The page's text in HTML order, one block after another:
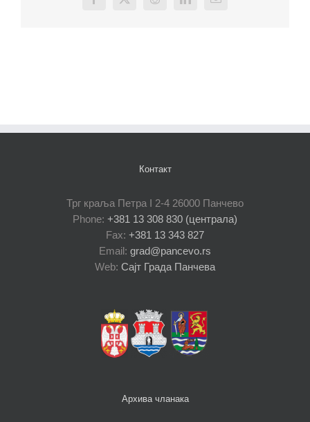
Facebook
X Reddit LinkedInEmail
Контакт
Трг краља Петра I 2-4 26000 Панчево
Phone: +381 13 308 830 (централа)
Fax: +381 13 343 827
Email: grad@pancevo.rs
Web: Сајт Града Панчева
Архива чланака